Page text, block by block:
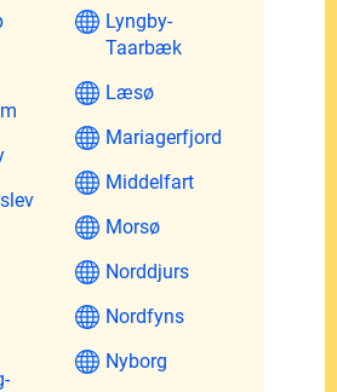
Lyngby-
Taarbæk
Læsø
Mariagerfjord
Middelfart
Morsø
Norddjurs
Nordfyns
Nyborg